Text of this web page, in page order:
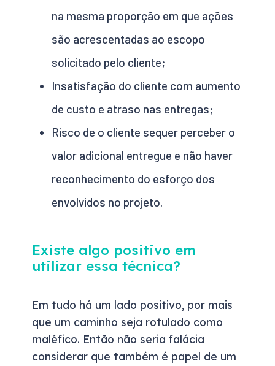
na mesma proporção em que ações
são acrescentadas ao escopo
solicitado pelo cliente;
Insatisfação do cliente com aumento
de custo e atraso nas entregas;
Risco de o cliente sequer perceber o
valor adicional entregue e não haver
reconhecimento do esforço dos
envolvidos no projeto.
Existe algo positivo em
utilizar essa técnica?
Em tudo há um lado positivo, por mais
que um caminho seja rotulado como
maléfico. Então não seria falácia
considerar que também é papel de um